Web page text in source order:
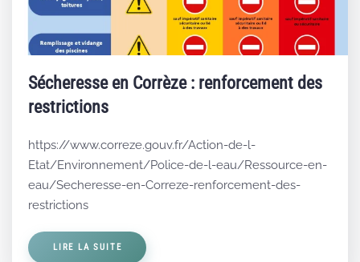
Sécheresse en Corrèze : renforcement des
restrictions
https://www.correze.gouv.fr/Action-de-l-
Etat/Environnement/Police-de-l-eau/Ressource-en-
eau/Secheresse-en-Correze-renforcement-des-
restrictions
LIRE LA SUITE